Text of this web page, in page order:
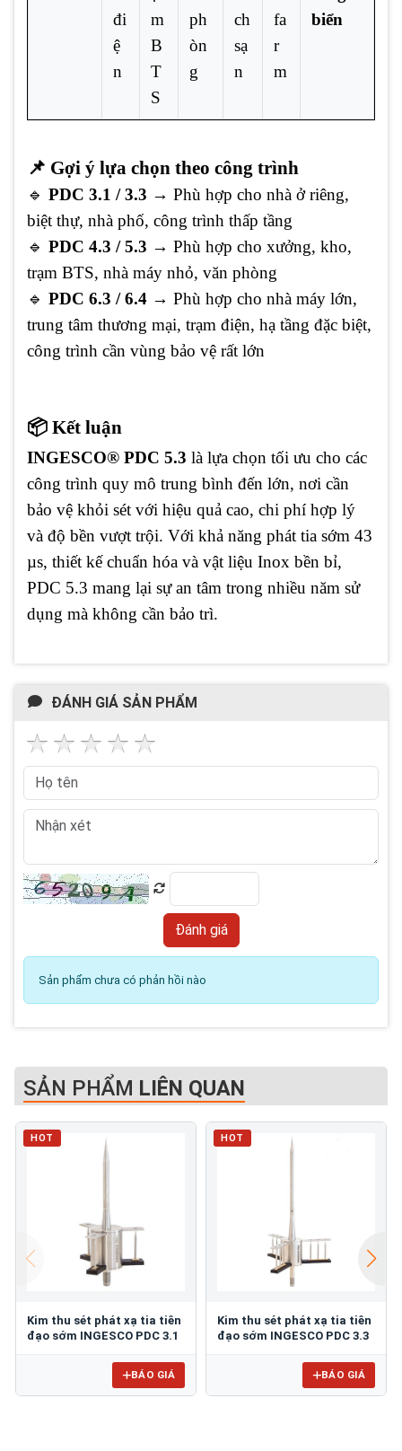
đi
ệ
n
m
B
T
S
ph
òn
g
ch
sạ
n
fa
r
m
biển
📌 Gợi ý lựa chọn theo công trình
🔹 PDC 3.1 / 3.3 → Phù hợp cho nhà ở riêng,
biệt thự, nhà phố, công trình thấp tầng
🔹 PDC 4.3 / 5.3 → Phù hợp cho xưởng, kho,
trạm BTS, nhà máy nhỏ, văn phòng
🔹 PDC 6.3 / 6.4 → Phù hợp cho nhà máy lớn,
trung tâm thương mại, trạm điện, hạ tầng đặc biệt,
công trình cần vùng bảo vệ rất lớn
📦 Kết luận
INGESCO® PDC 5.3 là lựa chọn tối ưu cho các
công trình quy mô trung bình đến lớn, nơi cần
bảo vệ khỏi sét với hiệu quả cao, chi phí hợp lý
và độ bền vượt trội. Với khả năng phát tia sớm 43
µs, thiết kế chuẩn hóa và vật liệu Inox bền bỉ,
PDC 5.3 mang lại sự an tâm trong nhiều năm sử
dụng mà không cần bảo trì.
ĐÁNH GIÁ SẢN PHẨM
Sản phẩm chưa có phản hồi nào
SẢN PHẨM LIÊN QUAN
HOT
Kim thu sét phát xạ tia tiên
đạo sớm INGESCO PDC 3.1
BÁO GIÁ
HOT
Kim thu sét phát xạ tia tiên
đạo sớm INGESCO PDC 3.3
BÁO GIÁ